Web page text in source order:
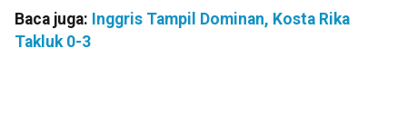
Baca juga: Inggris Tampil Dominan, Kosta Rika
Takluk 0-3